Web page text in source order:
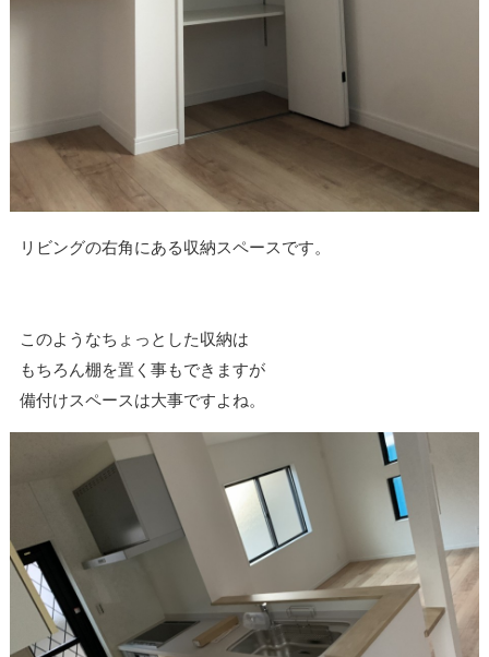
リビングの右角にある収納スペースです。
このようなちょっとした収納は
もちろん棚を置く事もできますが
備付けスペースは大事ですよね。